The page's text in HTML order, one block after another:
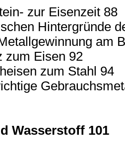
zur Eisenzeit 88
Hintergründe
am
zum Eisen 92
zum Stahl 94
Wasserstoff 101